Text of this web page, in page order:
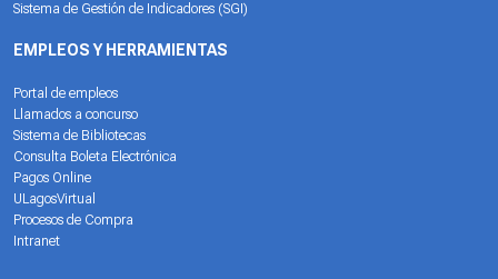
Sistema de Gestión de Indicadores (SGI)
EMPLEOS Y HERRAMIENTAS
Portal de empleos
Llamados a concurso
Sistema de Bibliotecas
Consulta Boleta Electrónica
Pagos Online
ULagosVirtual
Procesos de Compra
Intranet